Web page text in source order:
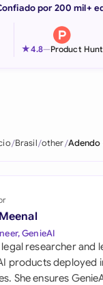
por 200 mil+
★4.8—Product Hunt
Brasil other Adendo
GenieAI
researcher and
products deployed
She ensures